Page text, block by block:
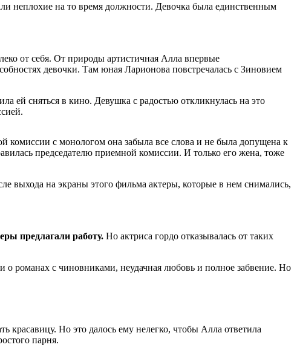
неплохие на то время должности. Девочка была единственным
от себя. От природы артистичная Алла впервые
девочки. Там юная Ларионова повстречалась с Зиновием
ей сняться в кино. Девушка с радостью откликнулась на это
с монологом она забыла все слова и не была допущена к
председателю приемной комиссии. И только его жена, тоже
выхода на экраны этого фильма актеры, которые в нем снимались,
предлагали работу. Но актриса гордо отказывалась от таких
о романах с чиновниками, неудачная любовь и полное забвение. Но
Но это далось ему нелегко, чтобы Алла ответила
парня.